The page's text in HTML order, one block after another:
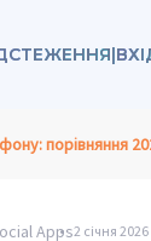
|
порівняння
Apps2 січня